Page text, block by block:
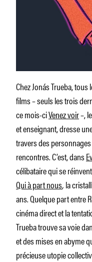
Chez Jonás Trueba,
films – seuls les trois
ce mois-ciVenez voir–,
et enseignant, dresse
travers des
rencontres. C’est, dans
célibataire qui se
Qui à part nous,la
ans. Quelque part entre
cinéma direct et la
Trueba trouve sa voie
et des mises en abyme
précieuse utopie